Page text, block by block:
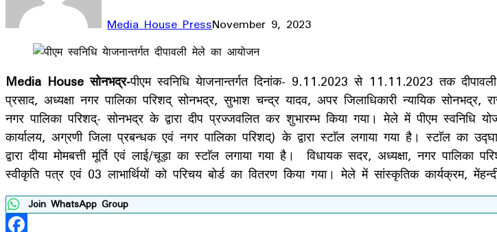
Media House PressNovember 9, 2023
Facebook
LinkedIn
WhatsApp
Telegram
Media House सोनभद्र-पीएम स्वनिधि येाजनान्तर्गत दिनांक- 9.11.2023 से 11.11.2023 तक
प्रसाद, अध्यक्षा नगर पालिका परिशद् सोनभद्र, सुभाश चन्द्र यादव, अपर जिलाधिकारी न्यायिक सोनभद्र,
नगर पालिका परिशद्- सोनभद्र के द्वारा दीप प्रज्जवलित कर शुभारम्भ किया गया। मेले में पीएम स्वनिधि
कार्यालय, अग्रणी जिला प्रबन्धक एवं नगर पालिका परिशद्) के द्वारा स्टाॅल लगाया गया है। स्टाॅल का
द्वारा दीया मोमबत्ती मूर्ति एवं लाई/चूड़ा का स्टाॅल लगाया गया है। विधायक सदर, अध्यक्षा, नगर
स्वीकृति पत्र एवं 03 लाभार्थियों को परिचय बोर्ड का वितरण किया गया। मेले में सांस्कृतिक कार्यक्रम,
Join WhatsApp Group